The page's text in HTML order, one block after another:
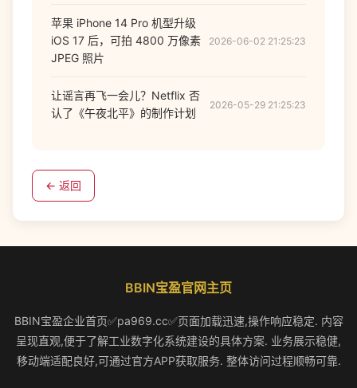
苹果 iPhone 14 Pro 机型升级
iOS 17 后，可拍 4800 万像素
JPEG 照片
2026-06-02 21:25:23
让谣言再飞一会儿？Netflix 否
认了《午夜北平》的制作计划
2026-05-29 21:25:23
← 返回
BBIN宝盈官网主页
BBIN宝盈企业首页✅pa969.cc✅页面加载迅速,操作响应稳定. 内容
呈现直观,便于了解工业数字化系统建设的具体方案. 业务展示稳健,
移动端适配良好,可通过官方APP获取服务. 整体访问过程顺畅可靠.